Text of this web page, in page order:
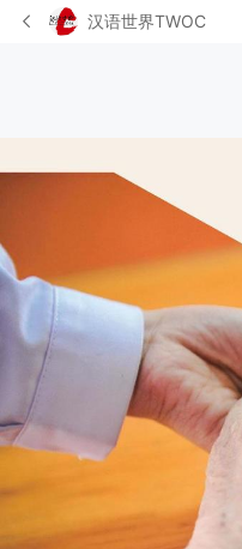
汉语世界TWOC